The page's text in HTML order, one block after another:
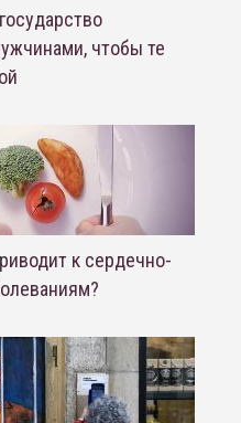
чтобы те
к сердечно-